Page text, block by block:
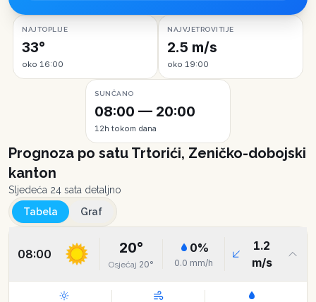
NAJTOPLIJE
33°
oko 16:00
NAJVJETROVITIJE
2.5 m/s
oko 19:00
SUNČANO
08:00 — 20:00
12h tokom dana
Prognoza po satu Trtorići, Zeničko-dobojski
kanton
Sljedeća 24 sata detaljno
Tabela
Graf
08:00 20°
Osjećaj 20°
0%
0.0 mm/h
1.2
m/s